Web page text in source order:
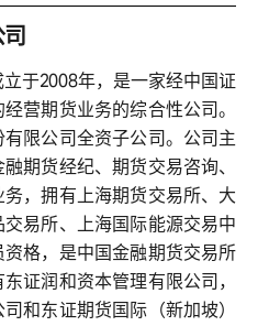
于2008年，是一家经中国证
营期货业务的综合性公司。
限公司全资子公司。公司主
期货经纪、期货交易咨询、
，拥有上海期货交易所、大
易所、上海国际能源交易中
格，是中国金融期货交易所
证润和资本管理有限公司，
和东证期货国际（新加坡）